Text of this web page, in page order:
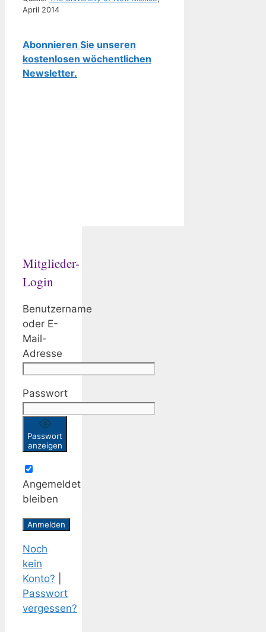
April 2014
Abonnieren Sie unseren
kostenlosen wöchentlichen
Newsletter.
Mitglieder-
Login
Benutzername
oder E-
Mail-
Adresse
Passwort
Passwort
anzeigen
Angemeldet
bleiben
Noch
kein
Konto?
Passwort
vergessen?